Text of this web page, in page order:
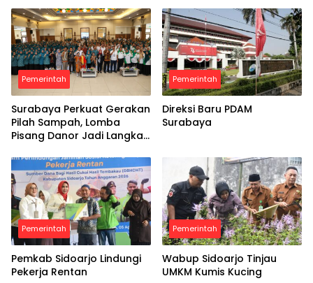
Investor
Pemerintah
Surabaya Perkuat Gerakan
Pilah Sampah, Lomba
Pisang Danor Jadi Langkah
Pancasila
Pemerintah
Direksi Baru PDAM
Surabaya
Pemerintah
Pemkab Sidoarjo Lindungi
Pekerja Rentan
Pemerintah
Wabup Sidoarjo Tinjau
UMKM Kumis Kucing